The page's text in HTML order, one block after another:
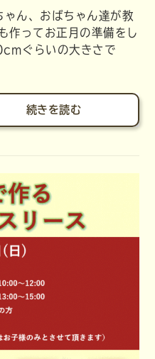
ん、おばちゃん達が教
作ってお正月の準備をし
ぐらいの大きさで
続きを読む